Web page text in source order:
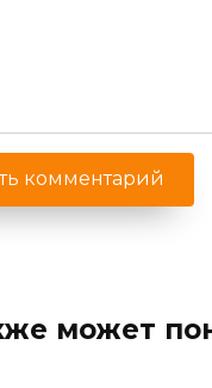
может